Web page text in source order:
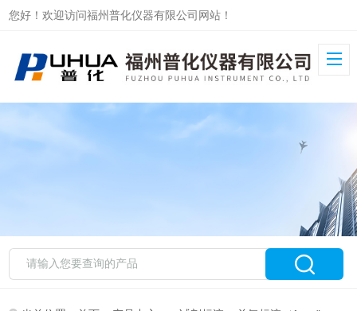
您好！欢迎访问福州普化仪器有限公司网站！